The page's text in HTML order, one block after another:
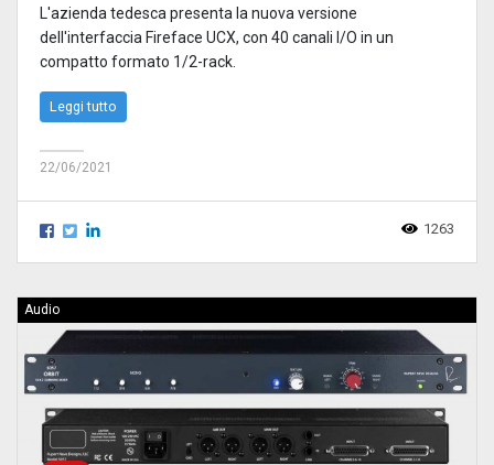
L'azienda tedesca presenta la nuova versione
dell'interfaccia Fireface UCX, con 40 canali I/O in un
compatto formato 1/2-rack.
Leggi tutto
22/06/2021
1263
Audio